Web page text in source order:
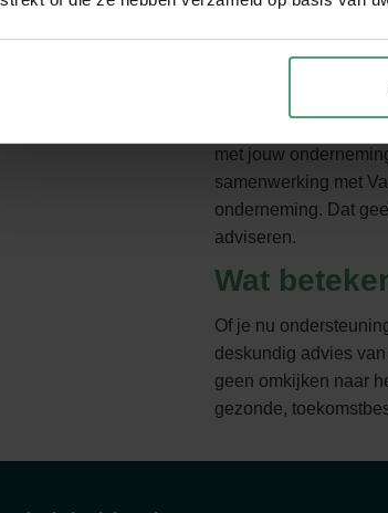
Werk je met beide
Flexibel en
Ondernemers
met jouw
samenwerking met
onderneming. Dat
adviseren.
Wat
Of je nu
deskundig advies
geen omkijken naar
gezonde,